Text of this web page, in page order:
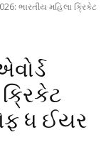
ભારતીય મહિલા ક્રિકેટ
ધ ઈયર